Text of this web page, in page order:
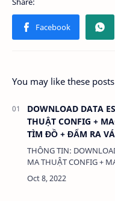
You may like these posts
DOWNLOAD DATA
THUẬT CONFIG +
TÌM ĐỒ + ĐẤM RA
FIRE
THÔNG TIN: DOWNLOAD DATA ESP NAME + ĐẠN
MA THUẬT CONFIG +
TÌM ĐỒ + ĐẤM RA VÁN
DUNG LƯỢNG: 1MB LINK: (adsbygoogle =